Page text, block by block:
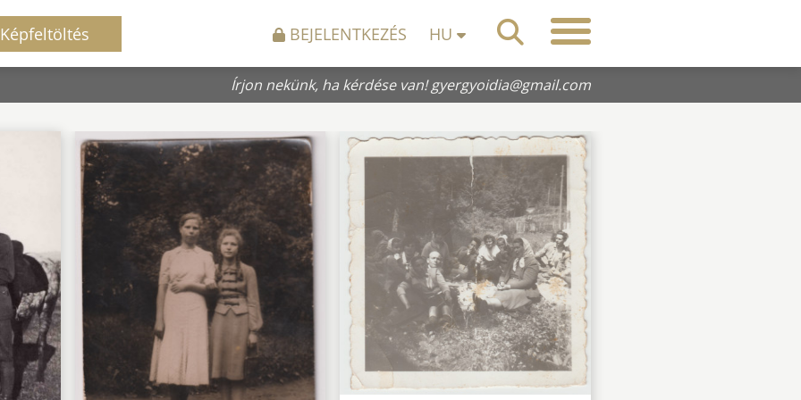
Képfeltöltés BEJELENTKEZÉS HU
Írjon nekünk, ha kérdése van!gyergyoidia@gmail.com